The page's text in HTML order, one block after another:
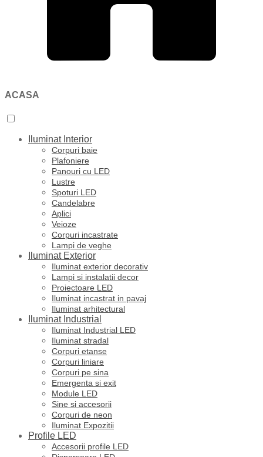
ACASA
Iluminat Interior
Corpuri baie
Plafoniere
Panouri cu LED
Lustre
Spoturi LED
Candelabre
Aplici
Veioze
Corpuri incastrate
Lampi de veghe
Iluminat Exterior
Iluminat exterior decorativ
Lampi si instalatii decor
Proiectoare LED
Iluminat incastrat in pavaj
Iluminat arhitectural
Iluminat Industrial
Iluminat Industrial LED
Iluminat stradal
Corpuri etanse
Corpuri liniare
Corpuri pe sina
Emergenta si exit
Module LED
Sine si accesorii
Corpuri de neon
Iluminat Expozitii
Profile LED
Accesorii profile LED